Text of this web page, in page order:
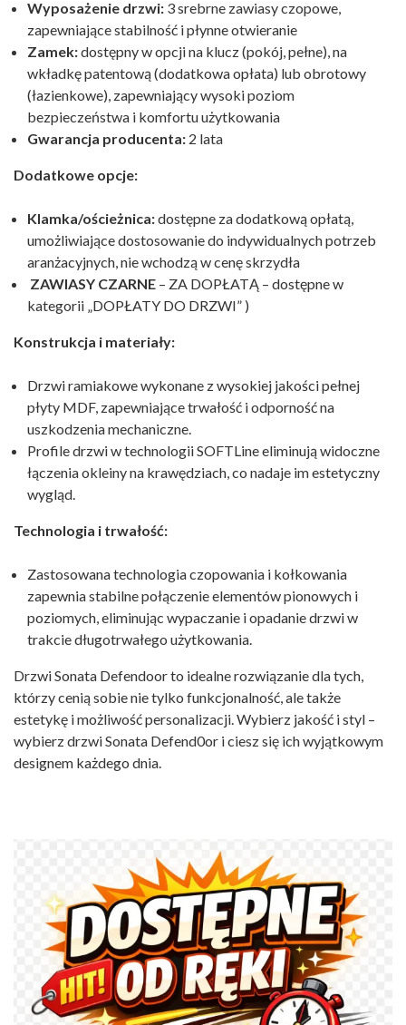
Wyposażenie drzwi: 3 srebrne zawiasy czopowe,
zapewniające stabilność i płynne otwieranie
Zamek:dostępny w opcji na klucz (pokój, pełne), na
wkładkę patentową (dodatkowa opłata) lub obrotowy
(łazienkowe), zapewniający wysoki poziom
bezpieczeństwa i komfortu użytkowania
Gwarancja producenta: 2 lata
Dodatkowe opcje:
Klamka/ościeżnica:dostępne za dodatkową opłatą,
umożliwiające dostosowanie do indywidualnych potrzeb
aranżacyjnych, nie wchodzą w cenę skrzydła
ZAWIASY CZARNE – ZA DOPŁATĄ – dostępne w
kategorii „DOPŁATY DO DRZWI” )
Konstrukcja i materiały:
Drzwi ramiakowe wykonane z wysokiej jakości pełnej
płyty MDF, zapewniające trwałość i odporność na
uszkodzenia mechaniczne.
Profile drzwi w technologii SOFTLine eliminują widoczne
łączenia okleiny na krawędziach, co nadaje im estetyczny
wygląd.
Technologia i trwałość:
Zastosowana technologia czopowania i kołkowania
zapewnia stabilne połączenie elementów pionowych i
poziomych, eliminując wypaczanie i opadanie drzwi w
trakcie długotrwałego użytkowania.
Drzwi Sonata Defendoor to idealne rozwiązanie dla tych,
którzy cenią sobie nie tylko funkcjonalność, ale także
estetykę i możliwość personalizacji. Wybierz jakość i styl –
wybierz drzwi Sonata Defend0or i ciesz się ich wyjątkowym
designem każdego dnia.